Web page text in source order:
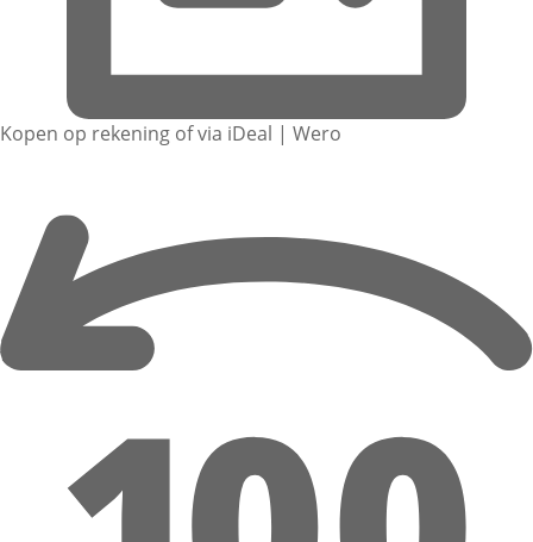
Kopen op rekening of via iDeal | Wero